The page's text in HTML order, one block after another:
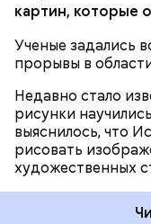
картин, которые
Ученые задались
прорывы в
Недавно стало
рисунки
выяснилось, что
рисовать
художественных